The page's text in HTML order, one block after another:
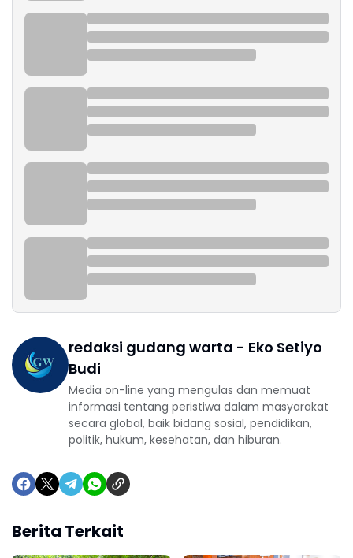
redaksi gudang warta - Eko Setiyo
Budi
Media on-line yang mengulas dan memuat
informasi tentang peristiwa dalam masyarakat
secara global, baik bidang sosial, pendidikan,
politik, hukum, kesehatan, dan hiburan.
Berita Terkait